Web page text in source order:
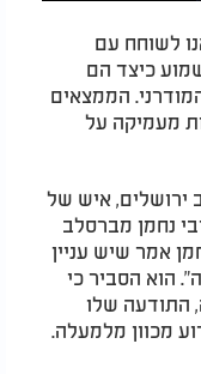
לשוחח עם
כיצד הם
הממצאים
מעמיקה על
ירושלים, איש של
נחמן מברסלב
אמר שיש עניין
הוא הסביר כי
התודעה שלו
מכוון מלמעלה.